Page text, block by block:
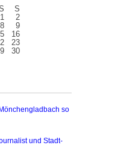
S
1
2
8
9
16
23
30
so
und Stadt-